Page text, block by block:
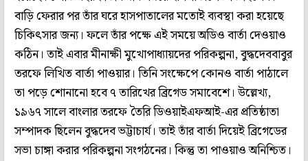
বাড়ি ফেরার পর তাঁর ঘরে হাসপাতালের মতোই ব্যবস্থা করা হয়েছে
চিকিৎসার জন্য। ফলে তাঁর পক্ষে এই সময়ে অডিও বার্তা দেওয়াও
কঠিন। তাই এবার মীনাক্ষী মুখোপাধ্যায়দের পরিকল্পনা, বুদ্ধদেববাবুর
তরফে লিখিত বার্তা পাওয়ার। তিনি সংক্ষেপে কোনও বার্তা পাঠালে
তা পড়ে শোনানো হবে ৭ তারিখের ব্রিগেড সমাবেশে। উল্লেখ্য,
১৯৬৭ সালে বাংলার তরফে তৈরি ডিওয়াইএফআই-এর প্রতিষ্ঠাতা
সম্পাদক ছিলেন বুদ্ধদেব ভট্টাচার্য। তাই তাঁর বার্তা দিয়েই ব্রিগেডের
সভা চাঙ্গা করার পরিকল্পনা সংগঠনের। কিন্তু তা পাওয়াও অনিশ্চিত।